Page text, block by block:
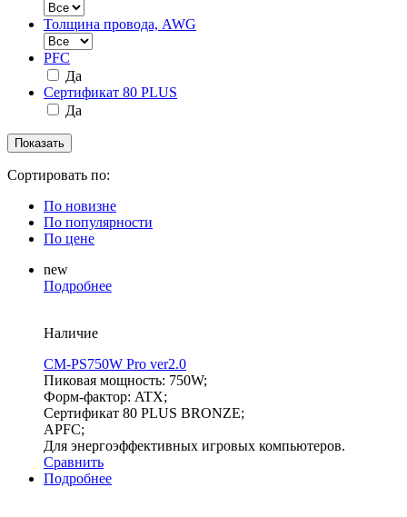
Толщина провода, AWG
PFC
Да
Сертификат 80 PLUS
Да
Сортировать по:
По новизне
По популярности
По цене
new
Подробнее
Наличие
CM-PS750W Pro ver2.0
Пиковая мощность: 750W;
Форм-фактор: ATX;
Сертификат 80 PLUS BRONZE;
APFC;
Для энергоэффективных игровых компьютеров.
Сравнить
Подробнее